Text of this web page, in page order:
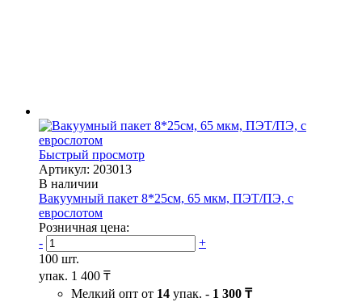
Быстрый просмотр
Артикул: 203013
В наличии
Вакуумный пакет 8*25см, 65 мкм, ПЭТ/ПЭ, с
еврослотом
Розничная цена:
-
+
100 шт.
упак. 1 400 ₸
Мелкий опт от 14 упак. - 1 300 ₸